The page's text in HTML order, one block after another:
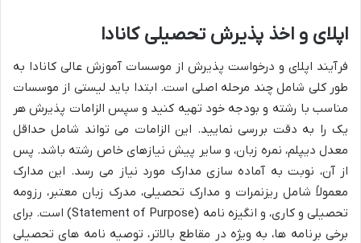
اپلای و اخذ پذیرش تحصیلی کانادا
فرآیند اپلای و درخواست پذیرش از موسسات آموزش عالی کانادا به
طور کلی شامل چند مرحله اصلی است. ابتدا باید لیستی از موسسات
مناسب با رشته و بودجه خود تهیه کنید و سپس الزامات پذیرش هر
یک را به دقت بررسی نمایید. این الزامات می تواند شامل حداقل
معدل دیپلم، نمره زبان، و سایر پیش نیازهای خاص رشته باشد. پس
از آن، نوبت به آماده سازی مدارک مورد نیاز می رسد. این مدارک
معمولاً شامل ریزنمرات و مدارک تحصیلی، مدرک زبان معتبر، رزومه
تحصیلی و کاری، و انگیزه نامه (Statement of Purpose) است. برای
برخی برنامه ها، به ویژه در مقاطع بالاتر، توصیه نامه های تحصیلی